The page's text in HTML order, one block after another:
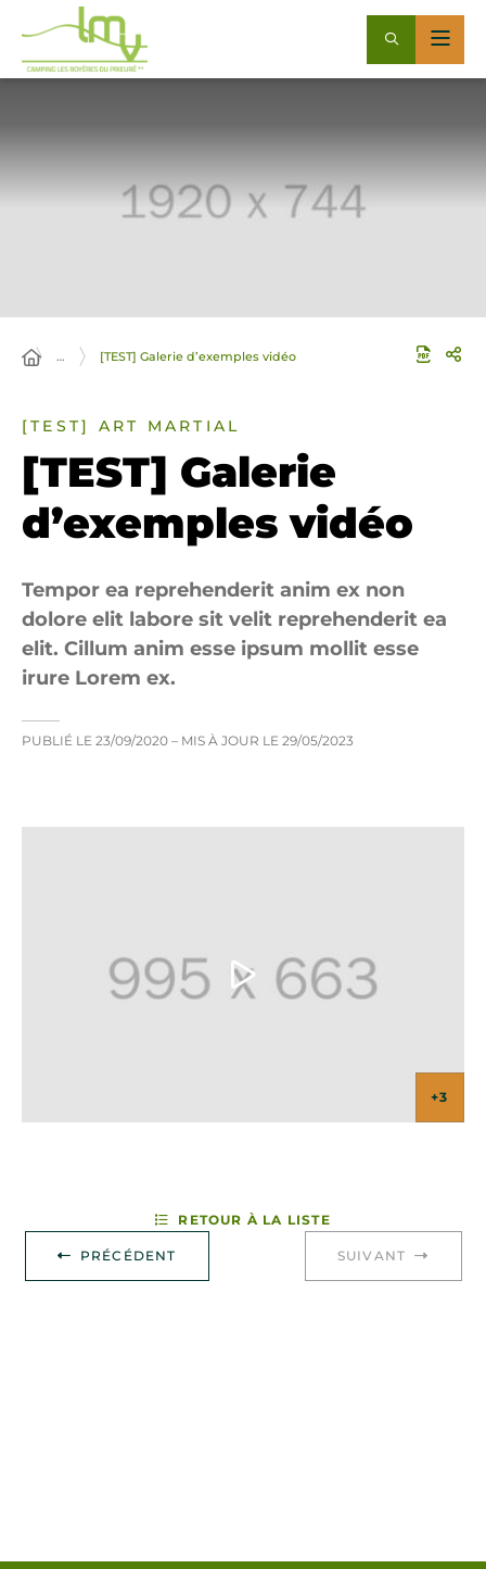
… [TEST] Galerie d’exemples vidéo
[TEST] ART MARTIAL
[TEST] Galerie
d’exemples vidéo
Tempor ea reprehenderit anim ex non
dolore elit labore sit velit reprehenderit ea
elit. Cillum anim esse ipsum mollit esse
irure Lorem ex.
PUBLIÉ LE 23/09/2020 – MIS À JOUR LE 29/05/2023
+3
PRÉCÉDENT
RETOUR À LA LISTE
SUIVANT